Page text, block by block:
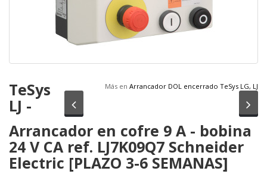
Más en Arrancador DOL encerrado TeSys LG, LJ
Anterior
TeSys
LJ -
Arrancador en cofre 9 A - bobina
24 V CA ref. LJ7K09Q7 Schneider
Electric [PLAZO 3-6 SEMANAS]